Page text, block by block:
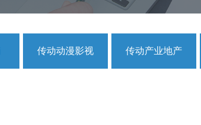
传动动漫影视 传动产业地产